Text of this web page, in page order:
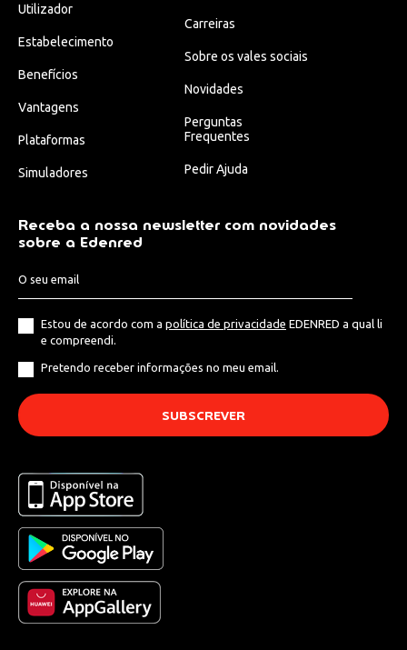
Utilizador
Estabelecimento
Benefícios
Vantagens
Plataformas
Simuladores
Carreiras
Sobre os vales sociais
Novidades
Perguntas
Frequentes
Pedir Ajuda
Receba a nossa newsletter com novidades
sobre a Edenred
Estou de acordo com a política de privacidade EDENRED a qual li
e compreendi.
Pretendo receber informações no meu email.